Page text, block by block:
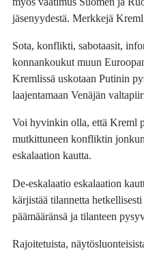
jäsenyydestä. Merkkejä
Sota, konflikti, sabotaasit,
konnankoukut muun
Kremlissä uskotaan Putinin
laajentamaan Venäjän
Voi hyvinkin olla, että Kreml
mutkittuneen konfliktin
eskalaation kautta.
De-eskalaatio eskalaation
kärjistää tilannetta
päämääränsä ja tilanteen
Rajoitetuista,